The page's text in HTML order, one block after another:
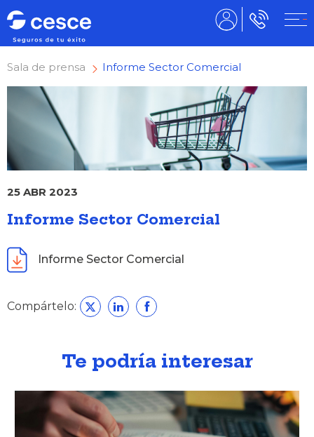
Sala de prensa Informe Sector Comercial
25 ABR 2023
Informe Sector Comercial
Informe Sector Comercial
Compártelo:
Te podría interesar